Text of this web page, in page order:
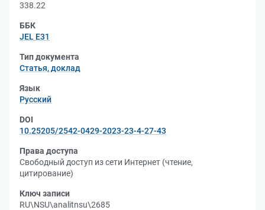
338.22
ББК
JEL Е31
Тип документа
Статья, доклад
Язык
Русский
DOI
10.25205/2542-0429-2023-23-4-27-43
Права доступа
Свободный доступ из сети Интернет (чтение,
цитирование)
Ключ записи
RU\NSU\analitnsu\2685